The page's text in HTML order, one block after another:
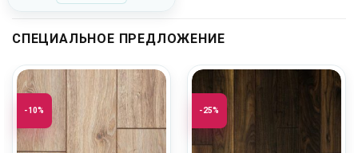
СПЕЦИАЛЬНОЕ ПРЕДЛОЖЕНИЕ
-10% -25%